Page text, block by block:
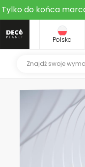
Tylko do końca
Polska